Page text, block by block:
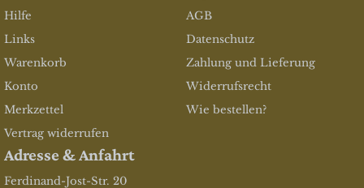
Hilfe
Links
Warenkorb
Konto
Merkzettel
Vertrag widerrufen
AGB
Datenschutz
Zahlung und Lieferung
Widerrufsrecht
Wie bestellen?
Adresse & Anfahrt
Ferdinand-Jost-Str. 20